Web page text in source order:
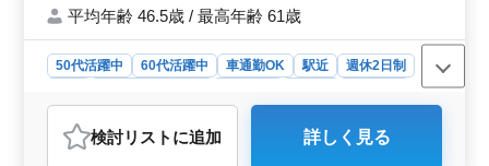
平均年齢 46.5歳 / 最高年齢 61歳
50代活躍中 60代活躍中 車通勤OK 駅近
週休2日制
おすすめポイント
検討リスト に追加 詳しく見る